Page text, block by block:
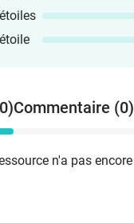
Commentaire (0)
n'a pas